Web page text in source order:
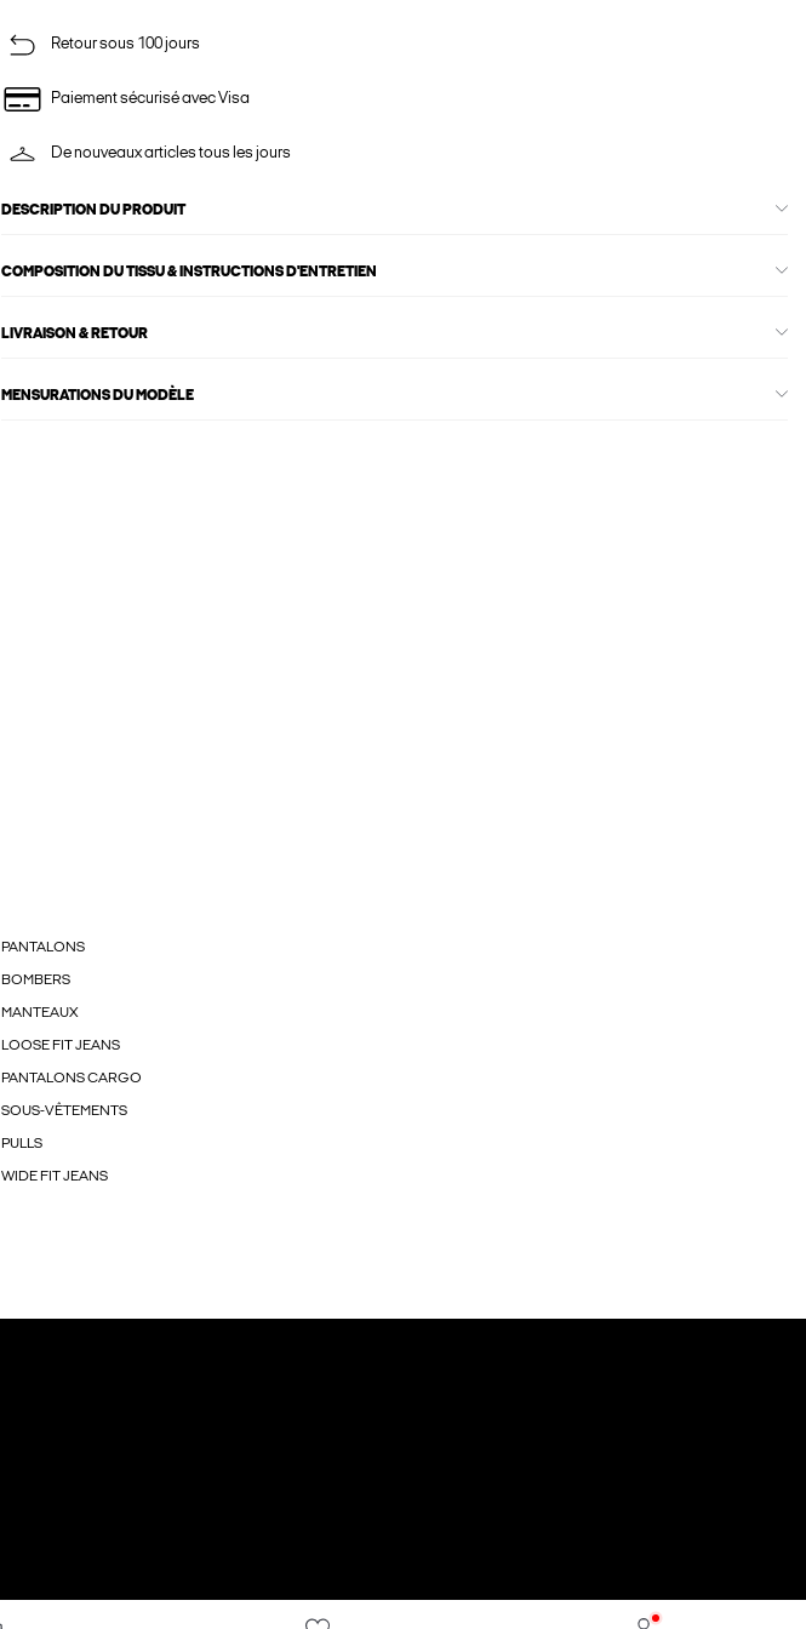
Retour sous 100 jours
Paiement sécurisé avec Visa
De nouveaux articles tous les jours
DESCRIPTION DU PRODUIT
COMPOSITION DU TISSU & INSTRUCTIONS D'ENTRETIEN
LIVRAISON & RETOUR
MENSURATIONS DU MODÈLE
PANTALONS
BOMBERS
MANTEAUX
LOOSE FIT JEANS
PANTALONS CARGO
SOUS-VÊTEMENTS
PULLS
WIDE FIT JEANS